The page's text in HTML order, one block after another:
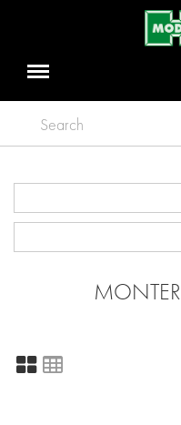
Search